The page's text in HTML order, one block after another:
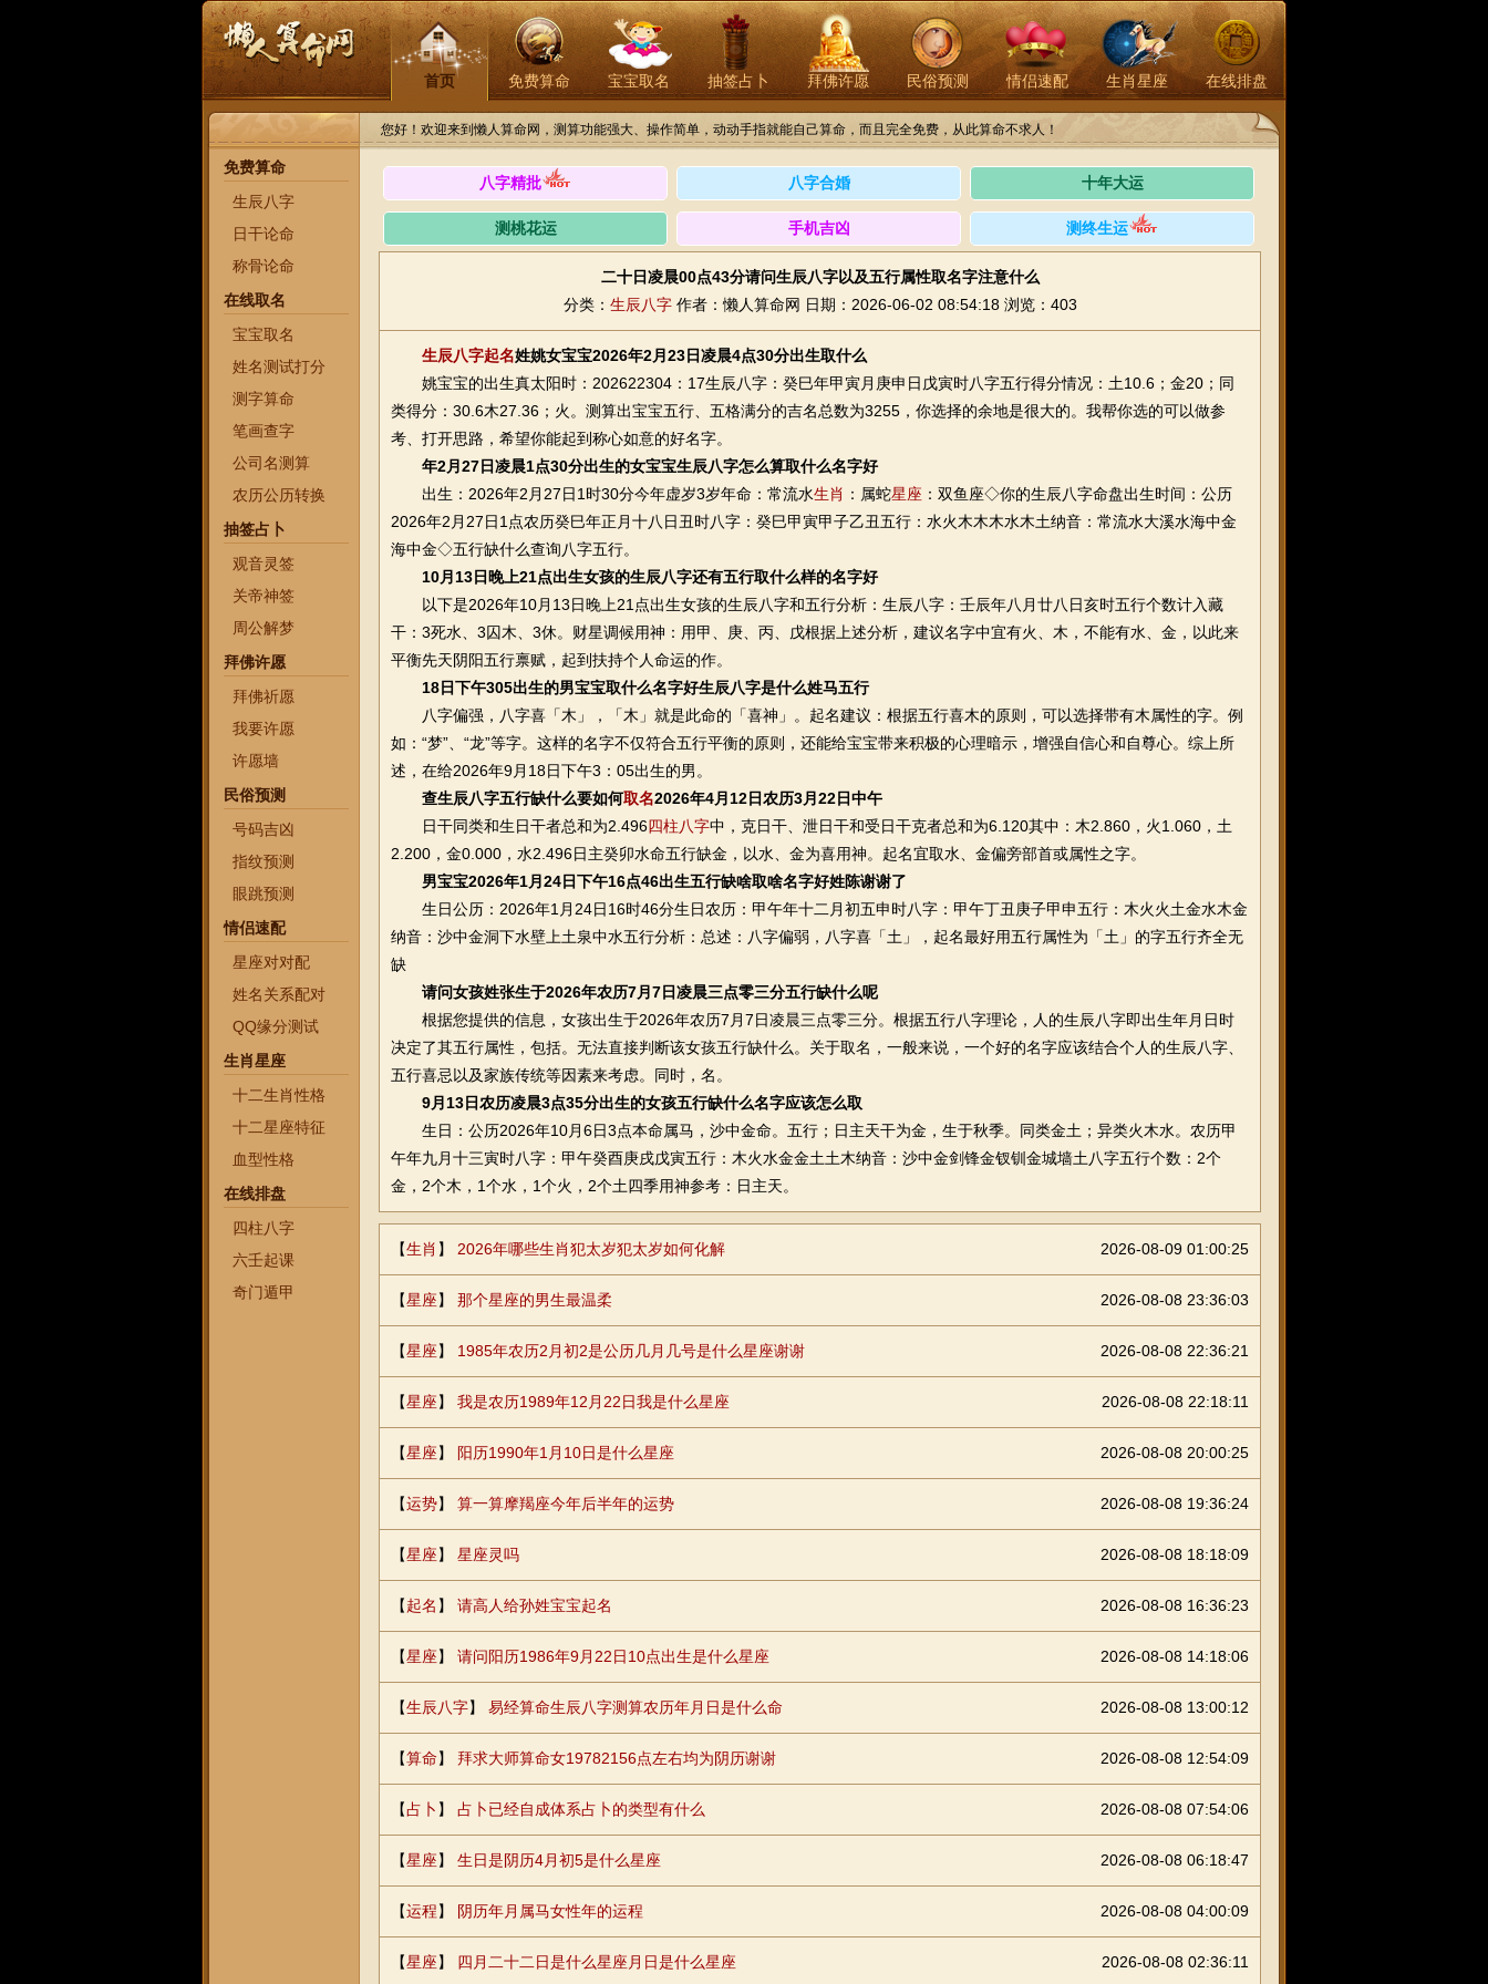
首页 免费算命 宝宝取名 抽签占卜 拜佛许愿 民俗预测 情侣速配 生肖星座 在线排盘
您好！欢迎来到懒人算命网，测算功能强大、操作简单，动动手指就能自己算命，而且完全免费，从此算命不求人！
免费算命
生辰八字
日干论命
称骨论命
在线取名
宝宝取名
姓名测试打分
测字算命
笔画查字
公司名测算
农历公历转换
抽签占卜
观音灵签
关帝神签
周公解梦
拜佛许愿
拜佛祈愿
我要许愿
许愿墙
民俗预测
号码吉凶
指纹预测
眼跳预测
情侣速配
星座对对配
姓名关系配对
QQ缘分测试
生肖星座
十二生肖性格
十二星座特征
血型性格
在线排盘
四柱八字
六壬起课
奇门遁甲
八字精批 八字合婚 十年大运
测桃花运 手机吉凶 测终生运
二十日凌晨00点43分请问生辰八字以及五行属性取名字注意什么
分类： 生辰八字 作者：懒人算命网 日期：2026-06-02 08:54:18 浏览：403
生辰八字起名姓姚女宝宝2026年2月23日凌晨4点30分出生取什么
姚宝宝的出生真太阳时：202622304：17生辰八字：癸巳年甲寅月庚申日戊寅时八字五行得分情况：土10.6；金20；同
类得分：30.6木27.36；火。测算出宝宝五行、五格满分的吉名总数为3255，你选择的余地是很大的。我帮你选的可以做参
考、打开思路，希望你能起到称心如意的好名字。
年2月27日凌晨1点30分出生的女宝宝生辰八字怎么算取什么名字好
出生：2026年2月27日1时30分今年虚岁3岁年命：常流水生肖 ：属蛇星座 ：双鱼座◇你的生辰八字命盘出生时间：公历
2026年2月27日1点农历癸巳年正月十八日丑时八字：癸巳甲寅甲子乙丑五行：水火木木木水木土纳音：常流水大溪水海中金
海中金◇五行缺什么查询八字五行。
10月13日晚上21点出生女孩的生辰八字还有五行取什么样的名字好
以下是2026年10月13日晚上21点出生女孩的生辰八字和五行分析：生辰八字：壬辰年八月廿八日亥时五行个数计入藏
干：3死水、3囚木、3休。财星调候用神：用甲、庚、丙、戊根据上述分析，建议名字中宜有火、木，不能有水、金，以此来
平衡先天阴阳五行禀赋，起到扶持个人命运的作。
18日下午305出生的男宝宝取什么名字好生辰八字是什么姓马五行
八字偏强，八字喜「木」，「木」就是此命的「喜神」。起名建议：根据五行喜木的原则，可以选择带有木属性的字。例
如：“梦”、“龙”等字。这样的名字不仅符合五行平衡的原则，还能给宝宝带来积极的心理暗示，增强自信心和自尊心。综上所
述，在给2026年9月18日下午3：05出生的男。
查生辰八字五行缺什么要如何取名2026年4月12日农历3月22日中午
日干同类和生日干者总和为2.496四柱八字中，克日干、泄日干和受日干克者总和为6.120其中：木2.860，火1.060，土
2.200，金0.000，水2.496日主癸卯水命五行缺金，以水、金为喜用神。起名宜取水、金偏旁部首或属性之字。
男宝宝2026年1月24日下午16点46出生五行缺啥取啥名字好姓陈谢谢了
生日公历：2026年1月24日16时46分生日农历：甲午年十二月初五申时八字：甲午丁丑庚子甲申五行：木火火土金水木金
纳音：沙中金洞下水壁上土泉中水五行分析：总述：八字偏弱，八字喜「土」，起名最好用五行属性为「土」的字五行齐全无
缺
请问女孩姓张生于2026年农历7月7日凌晨三点零三分五行缺什么呢
根据您提供的信息，女孩出生于2026年农历7月7日凌晨三点零三分。根据五行八字理论，人的生辰八字即出生年月日时
决定了其五行属性，包括。无法直接判断该女孩五行缺什么。关于取名，一般来说，一个好的名字应该结合个人的生辰八字、
五行喜忌以及家族传统等因素来考虑。同时，名。
9月13日农历凌晨3点35分出生的女孩五行缺什么名字应该怎么取
生日：公历2026年10月6日3点本命属马，沙中金命。五行；日主天干为金，生于秋季。同类金土；异类火木水。农历甲
午年九月十三寅时八字：甲午癸酉庚戌戊寅五行：木火水金金土土木纳音：沙中金剑锋金钗钏金城墙土八字五行个数：2个
金，2个木，1个水，1个火，2个土四季用神参考：日主天。
【生肖 】 2026年哪些生肖犯太岁犯太岁如何化解 2026-08-09 01:00:25
【星座】 那个星座的男生最温柔 2026-08-08 23:36:03
【星座】 1985年农历2月初2是公历几月几号是什么星座谢谢 2026-08-08 22:36:21
【星座】 我是农历1989年12月22日我是什么星座 2026-08-08 22:18:11
【星座】 阳历1990年1月10日是什么星座 2026-08-08 20:00:25
【运势】 算一算摩羯座今年后半年的运势 2026-08-08 19:36:24
【星座】 星座灵吗 2026-08-08 18:18:09
【起名 】 请高人给孙姓宝宝起名 2026-08-08 16:36:23
【星座】 请问阳历1986年9月22日10点出生是什么星座 2026-08-08 14:18:06
【生辰八字】 易经算命生辰八字测算农历年月日是什么命 2026-08-08 13:00:12
【算命】 拜求大师算命女19782156点左右均为阴历谢谢 2026-08-08 12:54:09
【占卜 】 占卜已经自成体系占卜的类型有什么 2026-08-08 07:54:06
【星座】 生日是阴历4月初5是什么星座 2026-08-08 06:18:47
【运程】 阴历年月属马女性年的运程 2026-08-08 04:00:09
【星座】 四月二十二日是什么星座月日是什么星座 2026-08-08 02:36:11